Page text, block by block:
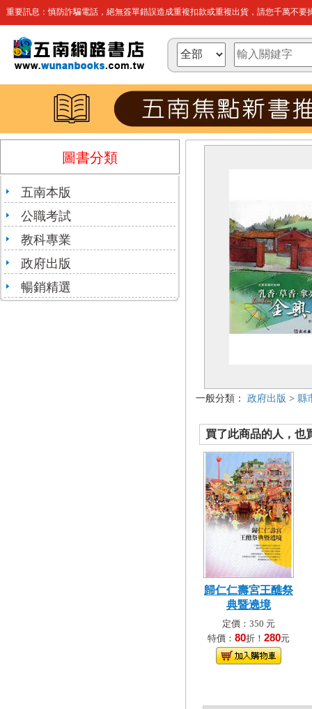
重要訊息：慎防詐騙電話，絕無簽單錯誤造成重複扣款或重複出貨，請您千萬不要
圖書分類
五南本版
公職考試
教科專業
政府出版
暢銷精選
一般分類： 政府出版 > 縣
買了此商品的人，也
歸仁仁壽宮王醮祭
典暨遶境
定價：350 元
特價： 80折！ 280元